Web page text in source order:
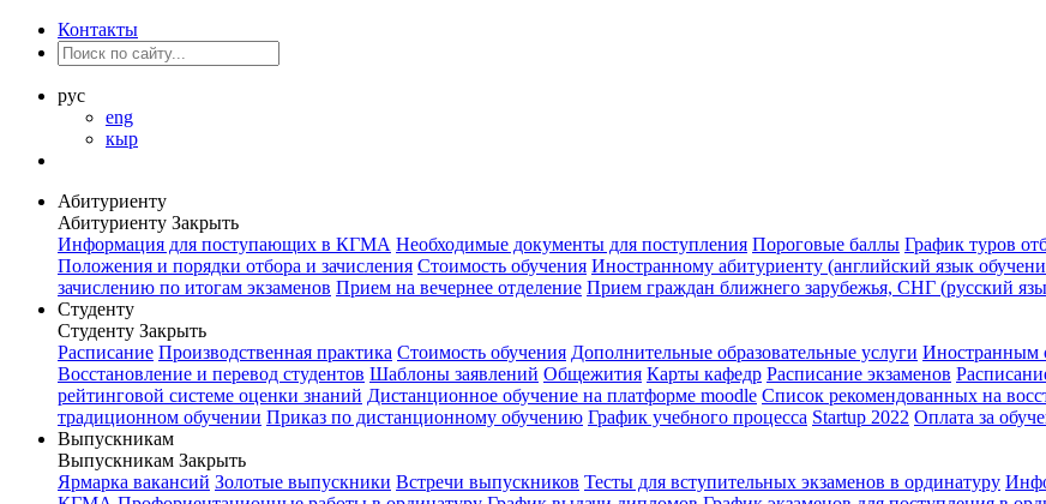
Контакты
рус
eng
кыр
Абитуриенту
Абитуриенту Закрыть
Информация для поступающих в КГМА Необходимые документы для поступления Пороговые баллы График туров
Положения и порядки отбора и зачисления Стоимость обучения Иностранному абитуриенту (английский язык
зачислению по итогам экзаменов Прием на вечернее отделение Прием граждан ближнего зарубежья, СНГ (русский
Студенту
Студенту Закрыть
Расписание Производственная практика Стоимость обучения Дополнительные образовательные услуги Иностранным
Восстановление и перевод студентов Шаблоны заявлений Общежития Карты кафедр Расписание экзаменов
рейтинговой системе оценки знаний Дистанционное обучение на платформе moodle Список рекомендованных на
традиционном обучении Приказ по дистанционному обучению График учебного процесса Startup 2022 Оплата за
Выпускникам
Выпускникам Закрыть
Ярмарка вакансий Золотые выпускники Встречи выпускников Тесты для вступительных экзаменов в ординатуру